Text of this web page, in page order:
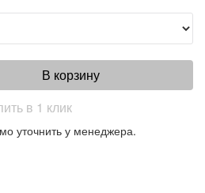
В корзину
в 1 клик
уточнить у менеджера.